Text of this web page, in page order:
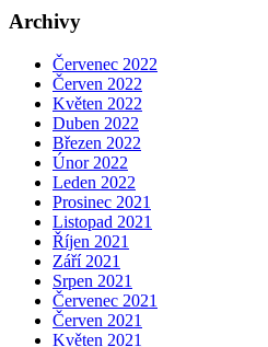
Archivy
Červenec 2022
Červen 2022
Květen 2022
Duben 2022
Březen 2022
Únor 2022
Leden 2022
Prosinec 2021
Listopad 2021
Říjen 2021
Září 2021
Srpen 2021
Červenec 2021
Červen 2021
Květen 2021